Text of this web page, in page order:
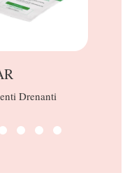
Drenanti